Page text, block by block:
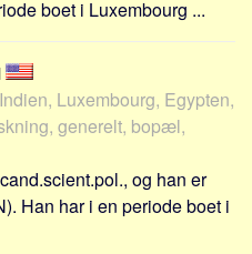
boet i Luxembourg ...
Luxembourg, Egypten,
generelt, bopæl,
og han er
Han har i en periode boet i